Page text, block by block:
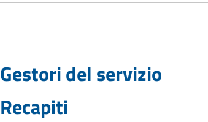
Gestori del servizio
Recapiti